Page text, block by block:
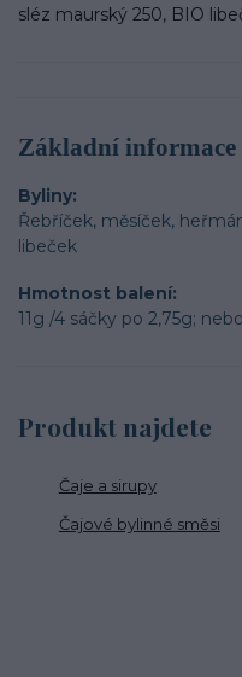
sléz maurský 250, BIO
Základní informace
Byliny
Řebříček, měsíček,
libeček
Hmotnost balení
11g /4 sáčky po 2,75g;
Produkt najdete
Čaje a sirupy
Čajové bylinné směsi